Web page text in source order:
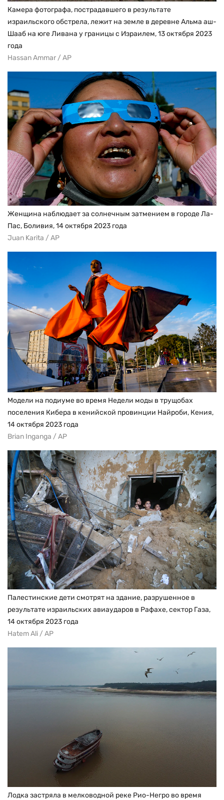
Камера фотографа, пострадавшего в результате
израильского обстрела, лежит на земле в деревне Альма аш-
Шааб на юге Ливана у границы с Израилем, 13 октября 2023
года
Hassan Ammar / AP
Женщина наблюдает за солнечным затмением в городе Ла-
Пас, Боливия, 14 октября 2023 года
Juan Karita / AP
Модели на подиуме во время Недели моды в трущобах
поселения Кибера в кенийской провинции Найроби, Кения,
14 октября 2023 года
Brian Inganga / AP
Палестинские дети смотрят на здание, разрушенное в
результате израильских авиаударов в Рафахе, сектор Газа,
14 октября 2023 года
Hatem Ali / AP
Лодка застряла в мелководной реке Рио-Негро во время